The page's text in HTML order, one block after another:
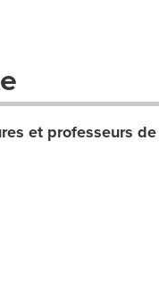
et professeurs de